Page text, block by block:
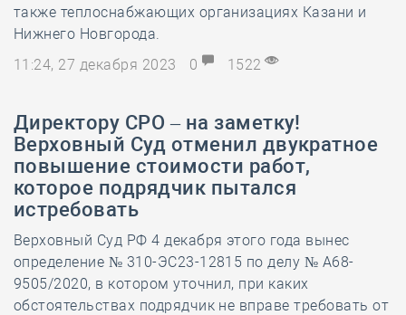
также теплоснабжающих организациях Казани и
Нижнего Новгорода.
11:24, 27 декабря 2023
0 1522
Директору СРО – на заметку!
Верховный Суд отменил двукратное
повышение стоимости работ,
которое подрядчик пытался
истребовать
Верховный Суд РФ 4 декабря этого года вынес
определение № 310-ЭС23-12815 по делу № А68-
9505/2020, в котором уточнил, при каких
обстоятельствах подрядчик не вправе требовать от